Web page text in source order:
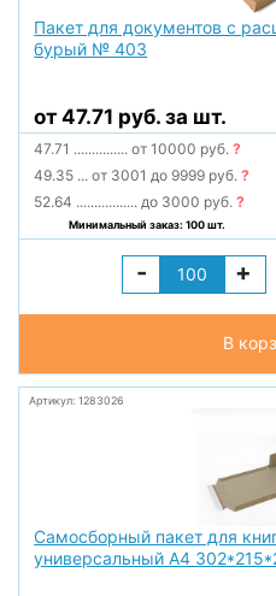
Пакет для документов с
бурый № 403
от 47.71 руб. за шт.
47.71 ............... от 10000 руб.?
49.35 ... от 3001 до 9999 руб.?
52.64 ................. до 3000 руб.?
Минимальный заказ: 100 шт.
- +
В
Артикул: 1283026
Самосборный пакет для
универсальный А4